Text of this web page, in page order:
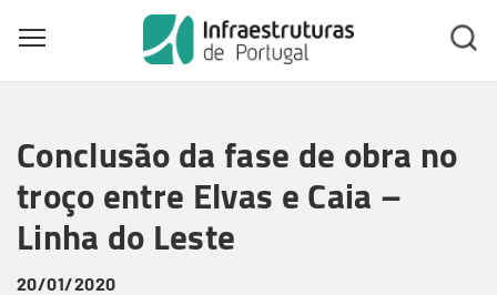
main
content
Toggle main menu visibility
Conclusão da fase de obra no
troço entre Elvas e Caia –
Linha do Leste
20/01/2020